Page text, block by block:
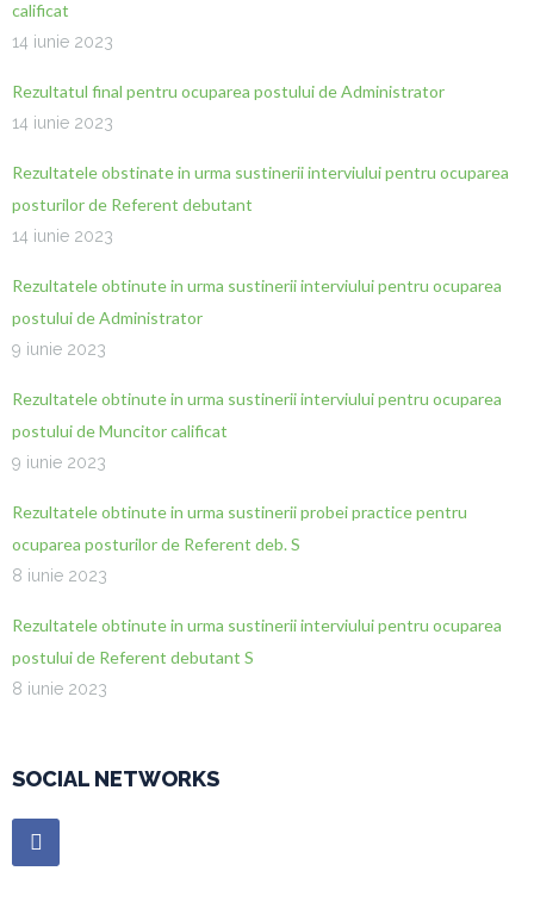
calificat
14 iunie 2023
Rezultatul final pentru ocuparea postului de Administrator
14 iunie 2023
Rezultatele obstinate in urma sustinerii interviului pentru ocuparea
posturilor de Referent debutant
14 iunie 2023
Rezultatele obtinute in urma sustinerii interviului pentru ocuparea
postului de Administrator
9 iunie 2023
Rezultatele obtinute in urma sustinerii interviului pentru ocuparea
postului de Muncitor calificat
9 iunie 2023
Rezultatele obtinute in urma sustinerii probei practice pentru
ocuparea posturilor de Referent deb. S
8 iunie 2023
Rezultatele obtinute in urma sustinerii interviului pentru ocuparea
postului de Referent debutant S
8 iunie 2023
SOCIAL NETWORKS